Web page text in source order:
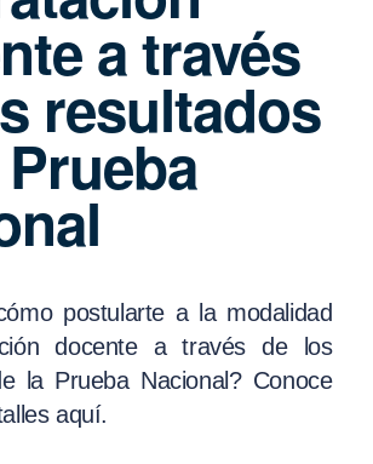
a través
resultados
postularte a la modalidad
docente a través de los
la Prueba Nacional? Conoce
aquí.